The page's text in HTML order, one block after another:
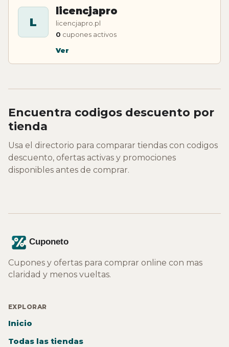
L
licencjapro
licencjapro.pl
0 cupones activos
Ver
Encuentra codigos descuento por
tienda
Usa el directorio para comparar tiendas con codigos
descuento, ofertas activas y promociones
disponibles antes de comprar.
Cupones y ofertas para comprar online con mas
claridad y menos vueltas.
EXPLORAR
Inicio
Todas las tiendas